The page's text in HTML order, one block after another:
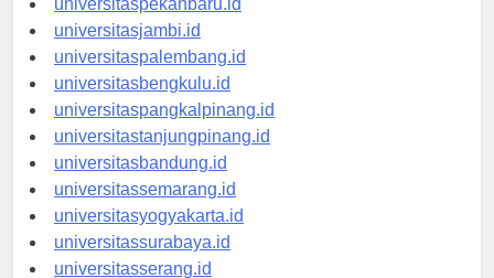
universitaspekanbaru.id
universitasjambi.id
universitaspalembang.id
universitasbengkulu.id
universitaspangkalpinang.id
universitastanjungpinang.id
universitasbandung.id
universitassemarang.id
universitasyogyakarta.id
universitassurabaya.id